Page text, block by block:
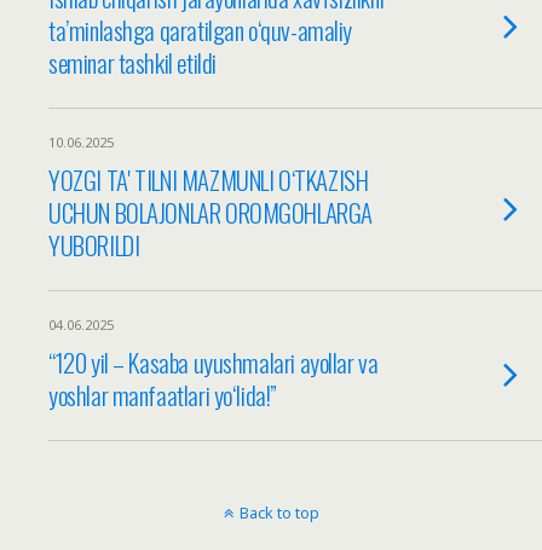
ta’minlashga qaratilgan o‘quv-amaliy
seminar tashkil etildi
10.06.2025
YOZGI TAʼTILNI MAZMUNLI O‘TKAZISH
UCHUN BOLAJONLAR OROMGOHLARGA
YUBORILDI
04.06.2025
“120 yil – Kasaba uyushmalari ayollar va
yoshlar manfaatlari yoʻlida!”
Back to top